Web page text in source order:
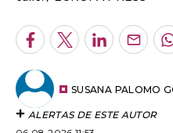
Facebook
TwitterLinkedInEnviar
SUSANA PALOMO
ALERTAS DE ESTE AUTOR